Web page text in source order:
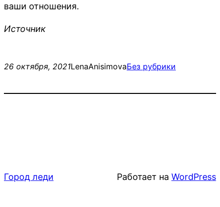
ваши отношения.
Источник
26 октября, 2021LenaAnisimovaБез рубрики
Город леди Работает на WordPress